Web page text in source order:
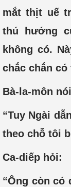
mắt thịt uế
thú hướng
không có.
chắc chắn có
Bà-la-môn
“Tuy Ngài
theo chỗ tôi
Ca-diếp hỏi:
“Ông còn có